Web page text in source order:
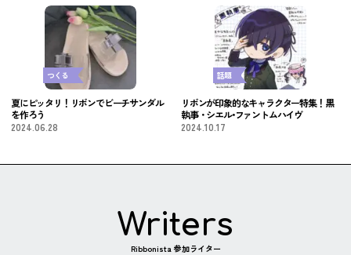
つくる
夏にピッタリ！リボンでビーチサンダル
を作ろう
2024.06.28
話題
リボンが印象的なキャラクター特集！黒
執事・シエル•ファントムハイヴ
2024.10.17
Writers
Ribbonista 参加ライター